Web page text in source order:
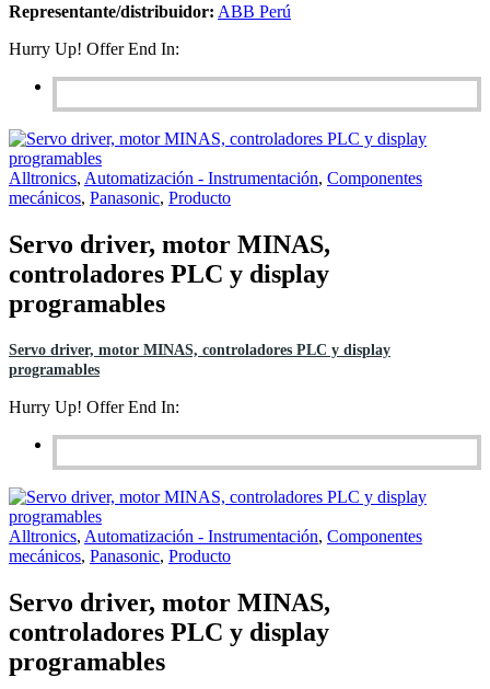
Representante/distribuidor: ABB Perú
Hurry Up! Offer End In:
Alltronics, Automatización - Instrumentación, Componentes
mecánicos, Panasonic, Producto
Servo driver, motor MINAS,
controladores PLC y display
programables
Servo driver, motor MINAS, controladores PLC y display
programables
Hurry Up! Offer End In:
Alltronics, Automatización - Instrumentación, Componentes
mecánicos, Panasonic, Producto
Servo driver, motor MINAS,
controladores PLC y display
programables